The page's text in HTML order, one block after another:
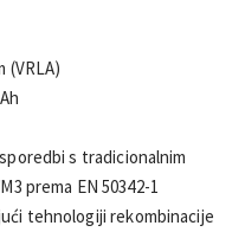
(VRLA)
s tradicionalnim
prema EN 50342-1
tehnologiji rekombinacije